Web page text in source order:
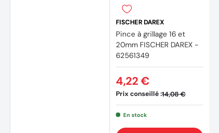
FISCHER DAREX
Pince à grillage 16 et
20mm FISCHER DAREX -
62561349
Prix conseillé :14,08 €
4,22 €
En stock